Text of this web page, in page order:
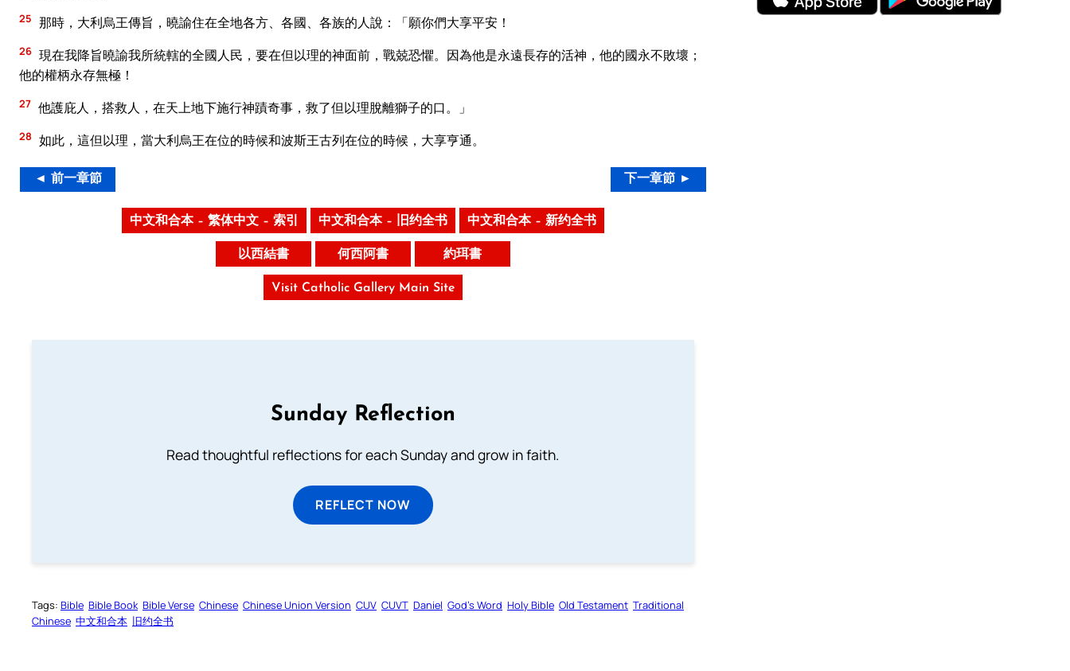
25 那時，大利烏王傳旨，曉諭住在全地各方、各國、各族的人說：「願你們大享平安！
26 現在我降旨曉諭我所統轄的全國人民，要在但以理的神面前，戰兢恐懼。因為他是永遠長存的活神，他的國永不敗壞；
他的權柄永存無極！
27 他護庇人，搭救人，在天上地下施行神蹟奇事，救了但以理脫離獅子的口。」
28 如此，這但以理，當大利烏王在位的時候和波斯王古列在位的時候，大享亨通。
◄ 前一章節 下一章節 ►
中文和合本 – 繁体中文 – 索引 中文和合本 – 旧约全书 中文和合本 – 新约全书
以西結書 何西阿書 約珥書
Visit Catholic Gallery Main Site
Sunday Reflection
Read thoughtful reflections for each Sunday and grow in faith.
REFLECT NOW
Tags: Bible Bible Book Bible Verse Chinese Chinese Union Version CUV CUVT Daniel God’s Word Holy Bible Old Testament Traditional
Chinese 中文和合本 旧约全书